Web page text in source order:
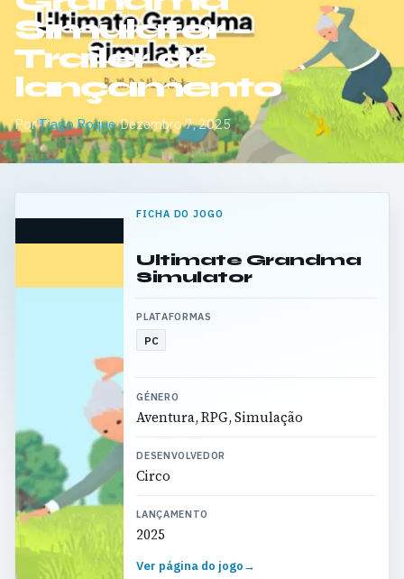
Simulator –
Trailer de
lançamento
PorTiago Roque·Dezembro 7, 2025
FICHA DO JOGO
Ultimate Grandma
Simulator
PLATAFORMAS
PC
GÉNERO
Aventura, RPG, Simulação
DESENVOLVEDOR
Circo
LANÇAMENTO
2025
Ver página do jogo→